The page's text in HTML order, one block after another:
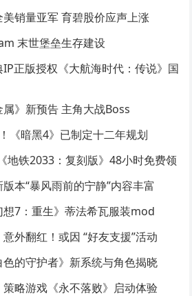
美销量亚军 育碧股价应声上涨
末世堡垒生存建设
正版授权《大航海时代：传说》国
》新预告 主角大战Boss
《暗黑4》已制定十二年规划
地铁2033：复刻版》48小时免费领
本“暴风雨前的宁静”内容丰富
7：重生》蒂法希瓦服装mod
意外翻红！或因 “好友支援”活动
色的守护者》新系统与角色揭晓
略游戏《永不落败》启动体验